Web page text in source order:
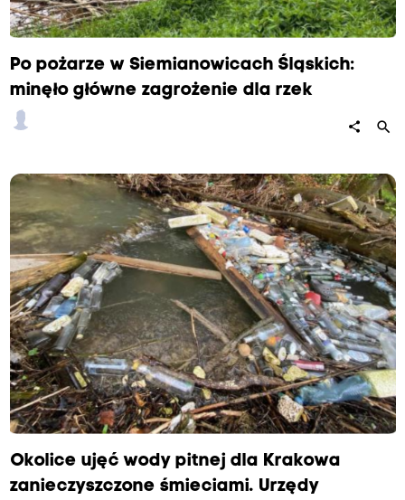
Po pożarze w Siemianowicach Śląskich:
minęło główne zagrożenie dla rzek
share search
Okolice ujęć wody pitnej dla Krakowa
zanieczyszczone śmieciami. Urzędy